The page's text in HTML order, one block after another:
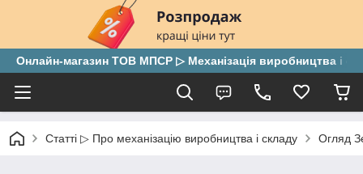
Онлайн-магазин ТОВ МПСР ▷ Механізація виробництва і
Статті ▷ Про механізацію виробництва і складу Огляд